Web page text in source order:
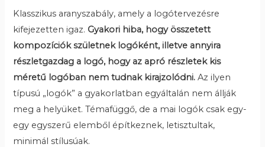
Klasszikus aranyszabály, amely a logótervezésre
kifejezetten igaz. Gyakori hiba, hogy összetett
kompozíciók születnek logóként, illetve annyira
részletgazdag a logó, hogy az apró részletek kis
méretű logóban nem tudnak kirajzolódni. Az ilyen
típusú „logók” a gyakorlatban egyáltalán nem állják
meg a helyüket. Témafüggő, de a mai logók csak egy-
egy egyszerű elemből építkeznek, letisztultak,
minimál stílusúak.